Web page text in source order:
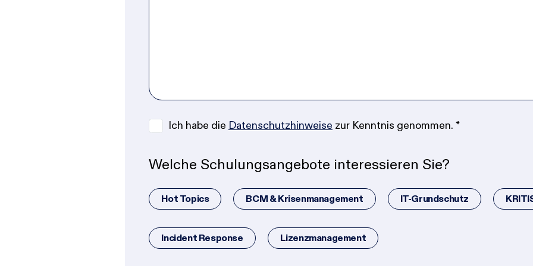
Ich habe die Datenschutzhinweise zur Kenntnis genommen. *
Welche Schulungsangebote interessieren Sie?
Hot Topics BCM & Krisenmanagement IT-Grundschutz
Incident Response Lizenzmanagement